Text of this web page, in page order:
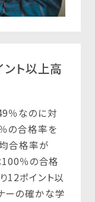
ト以上高
％なのに対
の合格率を
合格率が
％の合格
12ポイント以
ーの確かな学